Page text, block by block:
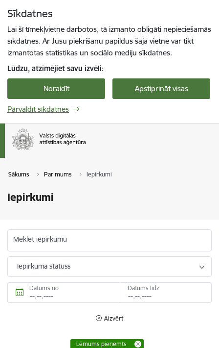
Sīkdatnes
Lai šī tīmekļvietne darbotos, tā izmanto obligāti nepieciešamās
sīkdatnes. Ar Jūsu piekrišanu papildus šajā vietnē var tikt
izmantotas statistikas un sociālo mediju sīkdatnes.
Lūdzu, atzīmējiet savu izvēli:
Noraidīt Apstiprināt visas
Pārvaldīt sīkdatnes
Sākums Par mums Iepirkumi
Iepirkumi
Meklēt iepirkumu
Iepirkuma statuss
Datums no Datums līdz
Aizvērt
Lēmums pieņemts